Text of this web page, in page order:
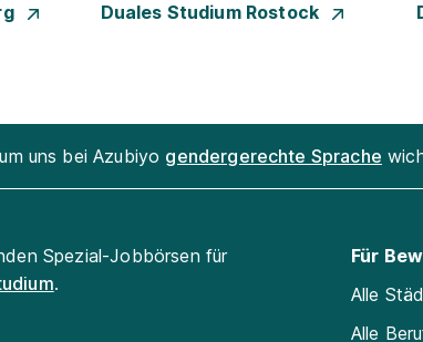
Duales Studium Rostock
uns bei Azubiyo gendergerechte Sprache
Spezial-Jobbörsen für
.
Für
Alle
Alle